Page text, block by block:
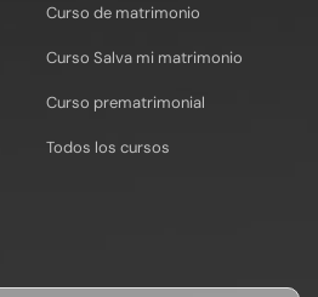
Curso de matrimonio
Curso Salva mi matrimonio
Curso prematrimonial
Todos los cursos